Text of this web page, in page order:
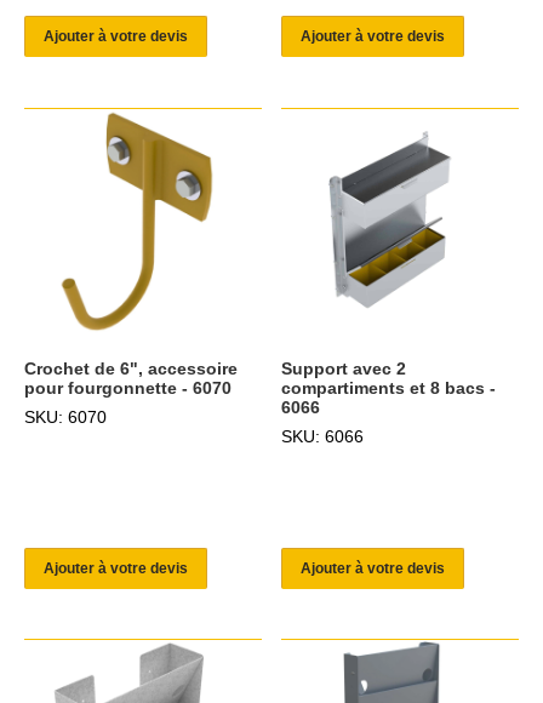
Ajouter à votre devis Ajouter à votre devis
Crochet de 6", accessoire
pour fourgonnette - 6070
SKU: 6070
Ajouter à votre devis
Support avec 2
compartiments et 8 bacs -
6066
SKU: 6066
Ajouter à votre devis